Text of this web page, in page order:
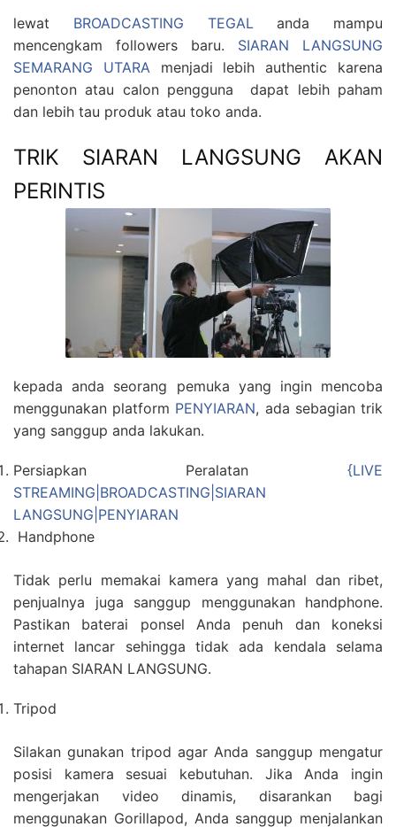
lewat BROADCASTING TEGALanda mampu
mencengkam followers baru. SIARAN LANGSUNG
SEMARANG UTARAmenjadi lebih authentic karena
penonton atau calon pengguna dapat lebih paham
dan lebih tau produk atau toko anda.
TRIK SIARAN LANGSUNG AKAN
PERINTIS
kepada anda seorang pemuka yang ingin mencoba
menggunakan platform PENYIARAN, ada sebagian trik
yang sanggup anda lakukan.
Persiapkan Peralatan {LIVE
STREAMING|BROADCASTING|SIARAN
LANGSUNG|PENYIARAN
Handphone
Tidak perlu memakai kamera yang mahal dan ribet,
penjualnya juga sanggup menggunakan handphone.
Pastikan baterai ponsel Anda penuh dan koneksi
internet lancar sehingga tidak ada kendala selama
tahapan SIARAN LANGSUNG.
Tripod
Silakan gunakan tripod agar Anda sanggup mengatur
posisi kamera sesuai kebutuhan. Jika Anda ingin
mengerjakan video dinamis, disarankan bagi
menggunakan Gorillapod, Anda sanggup menjalankan